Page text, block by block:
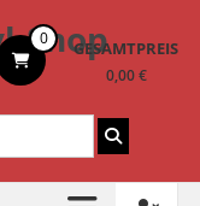
Shop
0 GESAMTPREIS
0,00 €